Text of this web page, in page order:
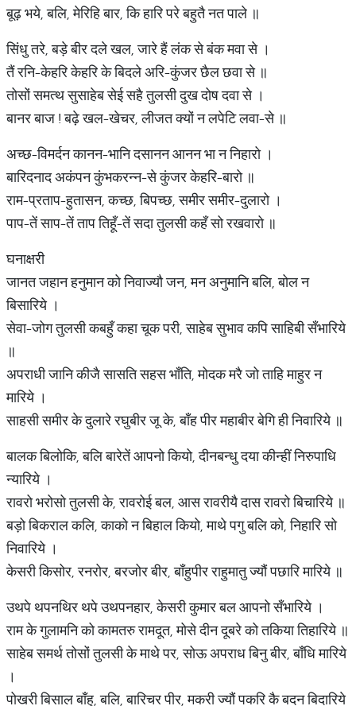
बूढ़ भये, बलि, मेरिहि बार, कि हारि परे बहुतै नत पाले ॥
सिंधु तरे, बड़े बीर दले खल, जारे हैं लंक से बंक मवा से ।
तैं रनि-केहरि केहरि के बिदले अरि-कुंजर छैल छवा से ॥
तोसों समत्थ सुसाहेब सेई सहै तुलसी दुख दोष दवा से ।
बानर बाज ! बढ़े खल-खेचर, लीजत क्यों न लपेटि लवा-से ॥
अच्छ-विमर्दन कानन-भानि दसानन आनन भा न निहारो ।
बारिदनाद अकंपन कुंभकरन्न-से कुंजर केहरि-बारो ॥
राम-प्रताप-हुतासन, कच्छ, बिपच्छ, समीर समीर-दुलारो ।
पाप-तें साप-तें ताप तिहूँ-तें सदा तुलसी कहँ सो रखवारो ॥
घनाक्षरी
जानत जहान हनुमान को निवाज्यौ जन, मन अनुमानि बलि, बोल न
बिसारिये ।
सेवा-जोग तुलसी कबहुँ कहा चूक परी, साहेब सुभाव कपि साहिबी सँभारिये
॥
अपराधी जानि कीजै सासति सहस भाँति, मोदक मरै जो ताहि माहुर न
मारिये ।
साहसी समीर के दुलारे रघुबीर जू के, बाँह पीर महाबीर बेगि ही निवारिये ॥
बालक बिलोकि, बलि बारेतें आपनो कियो, दीनबन्धु दया कीन्हीं निरुपाधि
न्यारिये ।
रावरो भरोसो तुलसी के, रावरोई बल, आस रावरीयै दास रावरो बिचारिये ॥
बड़ो बिकराल कलि, काको न बिहाल कियो, माथे पगु बलि को, निहारि सो
निवारिये ।
केसरी किसोर, रनरोर, बरजोर बीर, बाँहुपीर राहुमातु ज्यौं पछारि मारिये ॥
उथपे थपनथिर थपे उथपनहार, केसरी कुमार बल आपनो सँभारिये ।
राम के गुलामनि को कामतरु रामदूत, मोसे दीन दूबरे को तकिया तिहारिये ॥
साहेब समर्थ तोसों तुलसी के माथे पर, सोऊ अपराध बिनु बीर, बाँधि मारिये
।
पोखरी बिसाल बाँहु, बलि, बारिचर पीर, मकरी ज्यौं पकरि कै बदन बिदारिये